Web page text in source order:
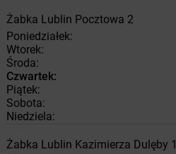
Żabka Lublin Pocztowa 2
Poniedziałek:
Wtorek:
Środa:
Czwartek:
Piątek:
Sobota:
Niedziela:
Żabka Lublin Kazimierza Dulęby 1